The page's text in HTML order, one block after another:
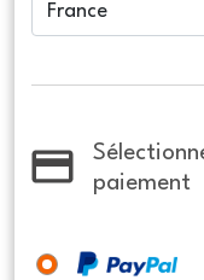
paiement